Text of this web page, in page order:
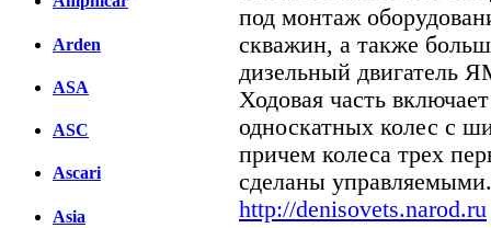
Arden
ASA
ASC
Ascari
Asia
под монтаж
скважин, а также
дизельный двигатель
Ходовая часть
односкатных колес с
причем колеса трех
сделаны управляемыми.
http://denisovets.narod.ru